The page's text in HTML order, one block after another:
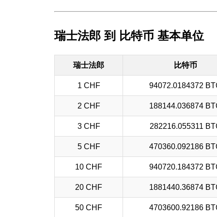
瑞士法郎 到 比特币 基本单位
瑞士法郎 比特币
1 CHF 94072.0184372
2 CHF 188144.036874
3 CHF 282216.055311
5 CHF 470360.092186
10 CHF 940720.184372
20 CHF 1881440.36874
50 CHF 4703600.92186